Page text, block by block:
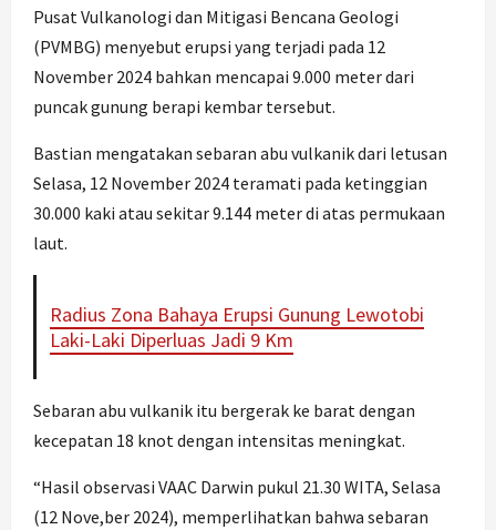
Pusat Vulkanologi dan Mitigasi Bencana Geologi
(PVMBG) menyebut erupsi yang terjadi pada 12
November 2024 bahkan mencapai 9.000 meter dari
puncak gunung berapi kembar tersebut.
Bastian mengatakan sebaran abu vulkanik dari letusan
Selasa, 12 November 2024 teramati pada ketinggian
30.000 kaki atau sekitar 9.144 meter di atas permukaan
laut.
Radius Zona Bahaya Erupsi Gunung Lewotobi
Laki-Laki Diperluas Jadi 9 Km
Sebaran abu vulkanik itu bergerak ke barat dengan
kecepatan 18 knot dengan intensitas meningkat.
“Hasil observasi VAAC Darwin pukul 21.30 WITA, Selasa
(12 Nove,ber 2024), memperlihatkan bahwa sebaran